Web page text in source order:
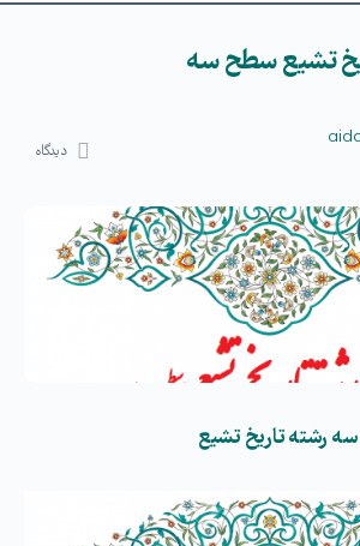
تشیع سطح سه
دیدگاه
رشته تاریخ تشیع